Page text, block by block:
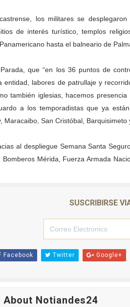
del Iahula celebra la
Vacacional "Venezuela Ríe
al yoga reúne a diversos
impulsa el
inspeccionan espacios del
los militares se
de interés turístico, templos
hasta el balneario de
que “en los 36 puntos de
entidad, labores de patrullaje y
también iglesias, hacemos
a los temporadistas que ya
Maracaibo, San Cristóbal,
al despliegue Semana Santa
Bomberos Mérida, Fuerza Armada
SUSCRIBIRSE
Facebook Twitter Google+
About Notiandes24